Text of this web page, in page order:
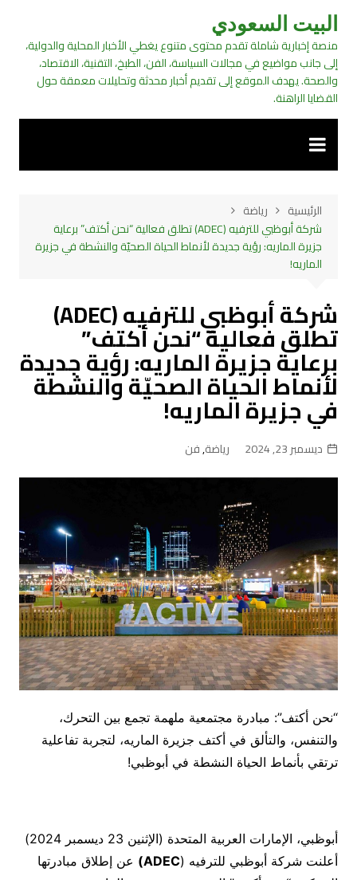
التجاوز
المحتوى
البيت السعودي
منصة إخبارية شاملة تقدم محتوى متنوع يغطي الأخبار المحلية والدولية،
إلى جانب مواضيع في مجالات السياسة، الفن، الطبخ، التقنية، الاقتصاد،
والصحة. يهدف الموقع إلى تقديم أخبار محدثة وتحليلات معمقة حول
القضايا الراهنة.
الرئيسية
رياضة
شركة أبوظبي للترفيه (ADEC) تطلق فعالية “نحن أكتف” برعاية
جزيرة الماريه: رؤية جديدة لأنماط الحياة الصحيّة والنشطة في جزيرة
الماريه!
شركة أبوظبي للترفيه (ADEC)
تطلق فعالية “نحن أكتف”
برعاية جزيرة الماريه: رؤية جديدة
لأنماط الحياة الصحيّة والنشطة
في جزيرة الماريه!
ديسمبر 23, 2024 رياضة,فن
“نحن أكتف”: مبادرة مجتمعية ملهمة تجمع بين التحرك،
والتنفس، والتألق في أكتف جزيرة الماريه، لتجربة تفاعلية
ترتقي بأنماط الحياة النشطة في أبوظبي!
أبوظبي، الإمارات العربية المتحدة (الإثنين 23 ديسمبر 2024)
أعلنت شركة أبوظبي للترفيه (ADEC)
عن إطلاق مبادرتها